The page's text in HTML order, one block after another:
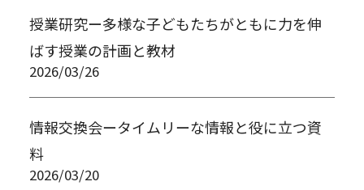
授業研究ー多様な子どもたちがともに力を伸
ばす授業の計画と教材
2026/03/26
情報交換会ータイムリーな情報と役に立つ資
料
2026/03/20